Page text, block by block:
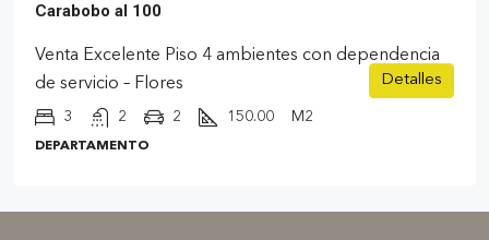
Carabobo al 100
Venta Excelente Piso 4 ambientes con dependencia
de servicio – Flores
3 2 2 150.00 M2
DEPARTAMENTO
Detalles